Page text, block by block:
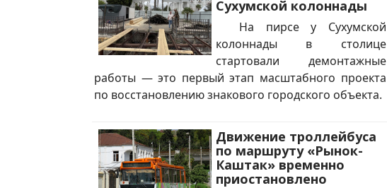
Сухумской колоннады
На пирсе у Сухумской
колоннады в столице
стартовали демонтажные
работы — это первый этап масштабного проекта
по восстановлению знакового городского объекта.
Движение троллейбуса
по маршруту «Рынок-
Каштак» временно
приостановлено